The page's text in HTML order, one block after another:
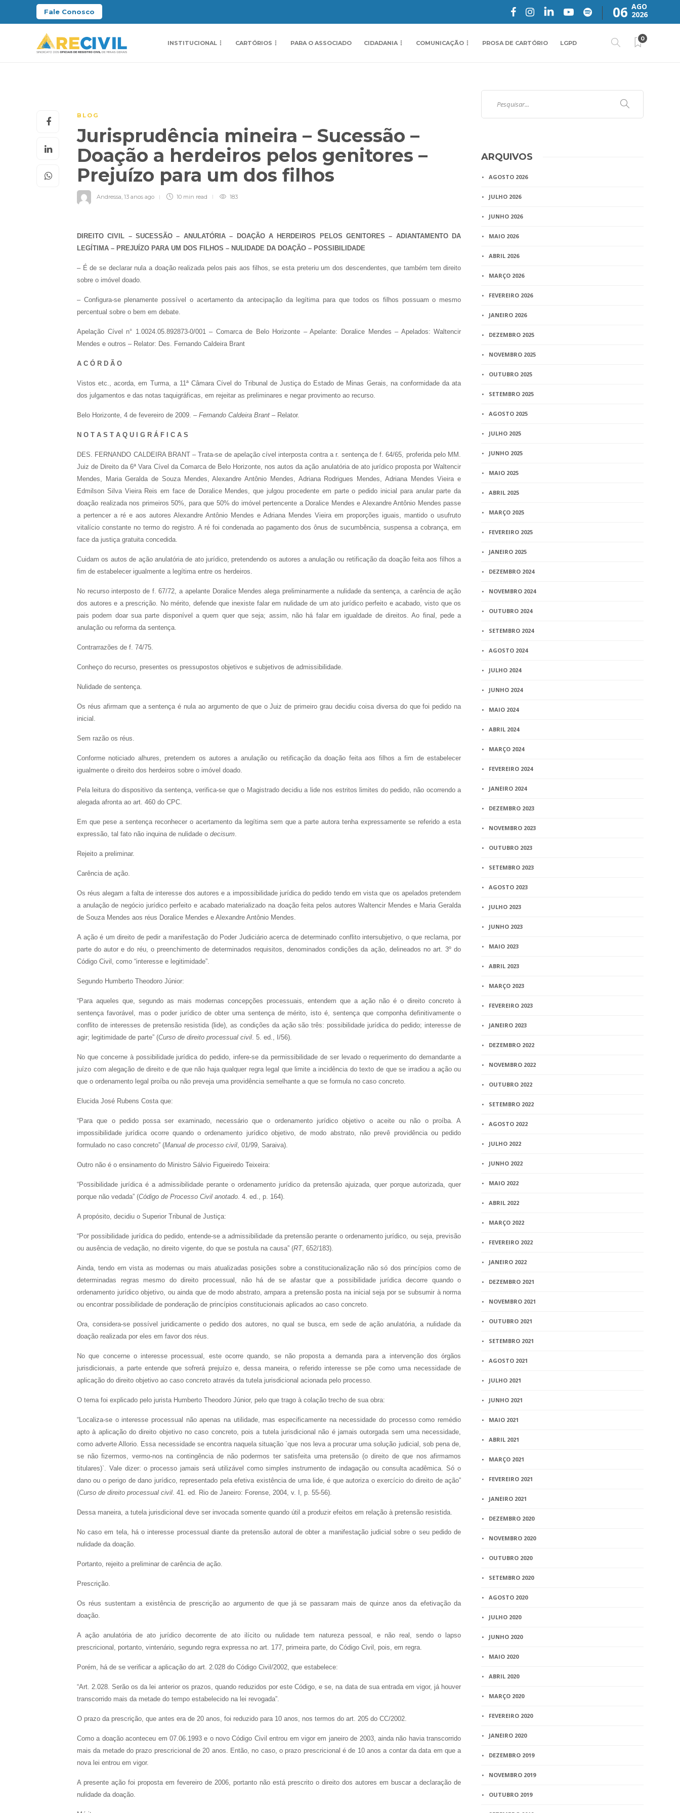
Fale Conosco 06 AGO
2026
INSTITUCIONAL CARTÓRIOS PARA O ASSOCIADO CIDADANIA COMUNICAÇÃO PROSA DE CARTÓRIO LGPD
0
BLOG
Jurisprudência mineira – Sucessão –
Doação a herdeiros pelos genitores –
Prejuízo para um dos filhos
Andressa, 13 anos ago 10 min read 183
DIREITO CIVIL – SUCESSÃO – ANULATÓRIA – DOAÇÃO A HERDEIROS PELOS GENITORES – ADIANTAMENTO DA
LEGÍTIMA – PREJUÍZO PARA UM DOS FILHOS – NULIDADE DA DOAÇÃO – POSSIBILIDADE
– É de se declarar nula a doação realizada pelos pais aos filhos, se esta preteriu um dos descendentes, que também tem direito
sobre o imóvel doado.
– Configura-se plenamente possível o acertamento da antecipação da legítima para que todos os filhos possuam o mesmo
percentual sobre o bem em debate.
Apelação Cível n° 1.0024.05.892873-0/001 – Comarca de Belo Horizonte – Apelante: Doralice Mendes – Apelados: Waltencir
Mendes e outros – Relator: Des. Fernando Caldeira Brant
A C Ó R D Ã O
Vistos etc., acorda, em Turma, a 11ª Câmara Cível do Tribunal de Justiça do Estado de Minas Gerais, na conformidade da ata
dos julgamentos e das notas taquigráficas, em rejeitar as preliminares e negar provimento ao recurso.
Belo Horizonte, 4 de fevereiro de 2009. – Fernando Caldeira Brant – Relator.
N O T A S T A Q U I G R Á F I C A S
DES. FERNANDO CALDEIRA BRANT – Trata-se de apelação cível interposta contra a r. sentença de f. 64/65, proferida pelo MM.
Juiz de Direito da 6ª Vara Cível da Comarca de Belo Horizonte, nos autos da ação anulatória de ato jurídico proposta por Waltencir
Mendes, Maria Geralda de Souza Mendes, Alexandre Antônio Mendes, Adriana Rodrigues Mendes, Adriana Mendes Vieira e
Edmilson Silva Vieira Reis em face de Doralice Mendes, que julgou procedente em parte o pedido inicial para anular parte da
doação realizada nos primeiros 50%, para que 50% do imóvel pertencente a Doralice Mendes e Alexandre Antônio Mendes passe
a pertencer a ré e aos autores Alexandre Antônio Mendes e Adriana Mendes Vieira em proporções iguais, mantido o usufruto
vitalício constante no termo do registro. A ré foi condenada ao pagamento dos ônus de sucumbência, suspensa a cobrança, em
face da justiça gratuita concedida.
Cuidam os autos de ação anulatória de ato jurídico, pretendendo os autores a anulação ou retificação da doação feita aos filhos a
fim de estabelecer igualmente a legítima entre os herdeiros.
No recurso interposto de f. 67/72, a apelante Doralice Mendes alega preliminarmente a nulidade da sentença, a carência de ação
dos autores e a prescrição. No mérito, defende que inexiste falar em nulidade de um ato jurídico perfeito e acabado, visto que os
pais podem doar sua parte disponível a quem quer que seja; assim, não há falar em igualdade de direitos. Ao final, pede a
anulação ou reforma da sentença.
Contrarrazões de f. 74/75.
Conheço do recurso, presentes os pressupostos objetivos e subjetivos de admissibilidade.
Nulidade de sentença.
Os réus afirmam que a sentença é nula ao argumento de que o Juiz de primeiro grau decidiu coisa diversa do que foi pedido na
inicial.
Sem razão os réus.
Conforme noticiado alhures, pretendem os autores a anulação ou retificação da doação feita aos filhos a fim de estabelecer
igualmente o direito dos herdeiros sobre o imóvel doado.
Pela leitura do dispositivo da sentença, verifica-se que o Magistrado decidiu a lide nos estritos limites do pedido, não ocorrendo a
alegada afronta ao art. 460 do CPC.
Em que pese a sentença reconhecer o acertamento da legítima sem que a parte autora tenha expressamente se referido a esta
expressão, tal fato não inquina de nulidade o decisum.
Rejeito a preliminar.
Carência de ação.
Os réus alegam a falta de interesse dos autores e a impossibilidade jurídica do pedido tendo em vista que os apelados pretendem
a anulação de negócio jurídico perfeito e acabado materializado na doação feita pelos autores Waltencir Mendes e Maria Geralda
de Souza Mendes aos réus Doralice Mendes e Alexandre Antônio Mendes.
A ação é um direito de pedir a manifestação do Poder Judiciário acerca de determinado conflito intersubjetivo, o que reclama, por
parte do autor e do réu, o preenchimento de determinados requisitos, denominados condições da ação, delineados no art. 3º do
Código Civil, como “interesse e legitimidade”.
Segundo Humberto Theodoro Júnior:
“Para aqueles que, segundo as mais modernas concepções processuais, entendem que a ação não é o direito concreto à
sentença favorável, mas o poder jurídico de obter uma sentença de mérito, isto é, sentença que componha definitivamente o
conflito de interesses de pretensão resistida (lide), as condições da ação são três: possibilidade jurídica do pedido; interesse de
agir; legitimidade de parte” (Curso de direito processual civil. 5. ed., I/56).
No que concerne à possibilidade jurídica do pedido, infere-se da permissibilidade de ser levado o requerimento do demandante a
juízo com alegação de direito e de que não haja qualquer regra legal que limite a incidência do texto de que se irradiou a ação ou
que o ordenamento legal proíba ou não preveja uma providência semelhante a que se formula no caso concreto.
Elucida José Rubens Costa que:
“Para que o pedido possa ser examinado, necessário que o ordenamento jurídico objetivo o aceite ou não o proíba. A
impossibilidade jurídica ocorre quando o ordenamento jurídico objetivo, de modo abstrato, não prevê providência ou pedido
formulado no caso concreto” (Manual de processo civil, 01/99, Saraiva).
Outro não é o ensinamento do Ministro Sálvio Figueiredo Teixeira:
“Possibilidade jurídica é a admissibilidade perante o ordenamento jurídico da pretensão ajuizada, quer porque autorizada, quer
porque não vedada” (Código de Processo Civil anotado. 4. ed., p. 164).
A propósito, decidiu o Superior Tribunal de Justiça:
“Por possibilidade jurídica do pedido, entende-se a admissibilidade da pretensão perante o ordenamento jurídico, ou seja, previsão
ou ausência de vedação, no direito vigente, do que se postula na causa” (RT, 652/183).
Ainda, tendo em vista as modernas ou mais atualizadas posições sobre a constitucionalização não só dos princípios como de
determinadas regras mesmo do direito processual, não há de se afastar que a possibilidade jurídica decorre quando o
ordenamento jurídico objetivo, ou ainda que de modo abstrato, ampara a pretensão posta na inicial seja por se subsumir à norma
ou encontrar possibilidade de ponderação de princípios constitucionais aplicados ao caso concreto.
Ora, considera-se possível juridicamente o pedido dos autores, no qual se busca, em sede de ação anulatória, a nulidade da
doação realizada por eles em favor dos réus.
No que concerne o interesse processual, este ocorre quando, se não proposta a demanda para a intervenção dos órgãos
jurisdicionais, a parte entende que sofrerá prejuízo e, dessa maneira, o referido interesse se põe como uma necessidade de
aplicação do direito objetivo ao caso concreto através da tutela jurisdicional acionada pelo processo.
O tema foi explicado pelo jurista Humberto Theodoro Júnior, pelo que trago à colação trecho de sua obra:
“Localiza-se o interesse processual não apenas na utilidade, mas especificamente na necessidade do processo como remédio
apto à aplicação do direito objetivo no caso concreto, pois a tutela jurisdicional não é jamais outorgada sem uma necessidade,
como adverte Allorio. Essa necessidade se encontra naquela situação `que nos leva a procurar uma solução judicial, sob pena de,
se não fizermos, vermo-nos na contingência de não podermos ter satisfeita uma pretensão (o direito de que nos afirmamos
titulares)`. Vale dizer: o processo jamais será utilizável como simples instrumento de indagação ou consulta acadêmica. Só o
dano ou o perigo de dano jurídico, representado pela efetiva existência de uma lide, é que autoriza o exercício do direito de ação”
(Curso de direito processual civil. 41. ed. Rio de Janeiro: Forense, 2004, v. I, p. 55-56).
Dessa maneira, a tutela jurisdicional deve ser invocada somente quando útil a produzir efeitos em relação à pretensão resistida.
No caso em tela, há o interesse processual diante da pretensão autoral de obter a manifestação judicial sobre o seu pedido de
nulidade da doação.
Portanto, rejeito a preliminar de carência de ação.
Prescrição.
Os réus sustentam a existência de prescrição ao argumento de que já se passaram mais de quinze anos da efetivação da
doação.
A ação anulatória de ato jurídico decorrente de ato ilícito ou nulidade tem natureza pessoal, e não real, sendo o lapso
prescricional, portanto, vintenário, segundo regra expressa no art. 177, primeira parte, do Código Civil, pois, em regra.
Porém, há de se verificar a aplicação do art. 2.028 do Código Civil/2002, que estabelece:
“Art. 2.028. Serão os da lei anterior os prazos, quando reduzidos por este Código, e se, na data de sua entrada em vigor, já houver
transcorrido mais da metade do tempo estabelecido na lei revogada”.
O prazo da prescrição, que antes era de 20 anos, foi reduzido para 10 anos, nos termos do art. 205 do CC/2002.
Como a doação aconteceu em 07.06.1993 e o novo Código Civil entrou em vigor em janeiro de 2003, ainda não havia transcorrido
mais da metade do prazo prescricional de 20 anos. Então, no caso, o prazo prescricional é de 10 anos a contar da data em que a
nova lei entrou em vigor.
A presente ação foi proposta em fevereiro de 2006, portanto não está prescrito o direito dos autores em buscar a declaração de
nulidade da doação.
ARQUIVOS
AGOSTO 2026
JULHO 2026
JUNHO 2026
MAIO 2026
ABRIL 2026
MARÇO 2026
FEVEREIRO 2026
JANEIRO 2026
DEZEMBRO 2025
NOVEMBRO 2025
OUTUBRO 2025
SETEMBRO 2025
AGOSTO 2025
JULHO 2025
JUNHO 2025
MAIO 2025
ABRIL 2025
MARÇO 2025
FEVEREIRO 2025
JANEIRO 2025
DEZEMBRO 2024
NOVEMBRO 2024
OUTUBRO 2024
SETEMBRO 2024
AGOSTO 2024
JULHO 2024
JUNHO 2024
MAIO 2024
ABRIL 2024
MARÇO 2024
FEVEREIRO 2024
JANEIRO 2024
DEZEMBRO 2023
NOVEMBRO 2023
OUTUBRO 2023
SETEMBRO 2023
AGOSTO 2023
JULHO 2023
JUNHO 2023
MAIO 2023
ABRIL 2023
MARÇO 2023
FEVEREIRO 2023
JANEIRO 2023
DEZEMBRO 2022
NOVEMBRO 2022
OUTUBRO 2022
SETEMBRO 2022
AGOSTO 2022
JULHO 2022
JUNHO 2022
MAIO 2022
ABRIL 2022
MARÇO 2022
FEVEREIRO 2022
JANEIRO 2022
DEZEMBRO 2021
NOVEMBRO 2021
OUTUBRO 2021
SETEMBRO 2021
AGOSTO 2021
JULHO 2021
JUNHO 2021
MAIO 2021
ABRIL 2021
MARÇO 2021
FEVEREIRO 2021
JANEIRO 2021
DEZEMBRO 2020
NOVEMBRO 2020
OUTUBRO 2020
SETEMBRO 2020
AGOSTO 2020
JULHO 2020
JUNHO 2020
MAIO 2020
ABRIL 2020
MARÇO 2020
FEVEREIRO 2020
JANEIRO 2020
DEZEMBRO 2019
NOVEMBRO 2019
OUTUBRO 2019